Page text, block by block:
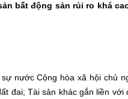
bất động sản rủi ro khá
nước Cộng hòa xã hội chủ
đai; Tài sản khác gắn liền với